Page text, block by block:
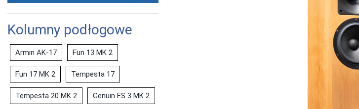
Kolumny podłogowe
Armin AK-17 Fun 13 MK 2
Fun 17 MK 2 Tempesta 17
Tempesta 20 MK 2 Genuin FS 3 MK 2